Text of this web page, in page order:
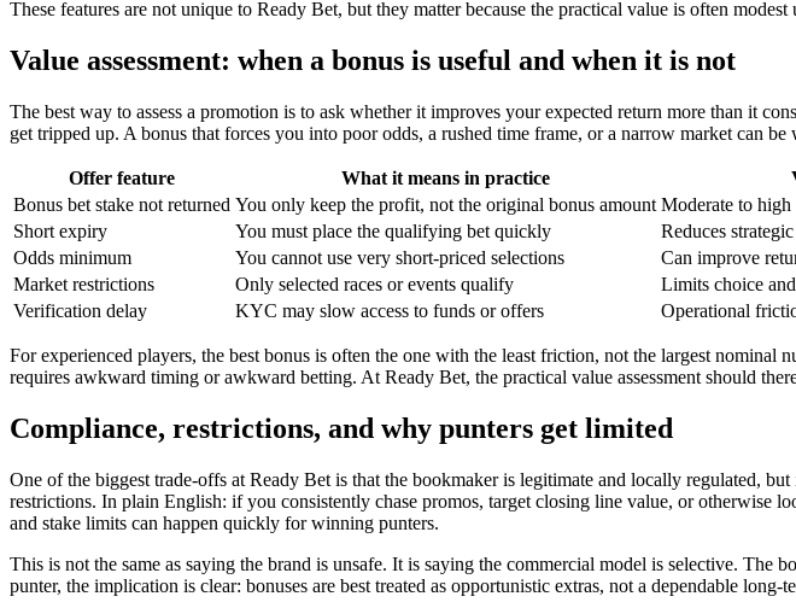
These features are not unique to Ready Bet, but they matter because the practical value is often
Value assessment: when a bonus is useful and when it is not
The best way to assess a promotion is to ask whether it improves your expected return more than it
get tripped up. A bonus that forces you into poor odds, a rushed time frame, or a narrow market can
Offer feature What it means in practice
Bonus bet stake not returned You only keep the profit, not the original bonus amount Moderate to
Short expiry
You must place the qualifying bet quickly
Reduces
Odds minimum
You cannot use very short-priced selections
Can improve
Market restrictions
Only selected races or events qualify
Limits choice
Verification delay
KYC may slow access to funds or offers Operational
For experienced players, the best bonus is often the one with the least friction, not the largest
requires awkward timing or awkward betting. At Ready Bet, the practical value assessment should
Compliance, restrictions, and why punters get limited
One of the biggest trade-offs at Ready Bet is that the bookmaker is legitimate and locally regulated,
restrictions. In plain English: if you consistently chase promos, target closing line value, or otherwise
and stake limits can happen quickly for winning punters.
This is not the same as saying the brand is unsafe. It is saying the commercial model is selective.
punter, the implication is clear: bonuses are best treated as opportunistic extras, not a dependable long-